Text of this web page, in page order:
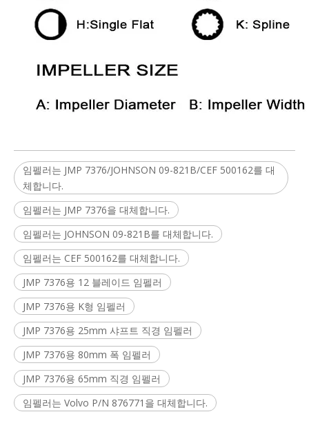
임펠러는 JMP 7376/JOHNSON 09-821B/CEF 500162를 대
체합니다.
임펠러는 JMP 7376을 대체합니다.
임펠러는 JOHNSON 09-821B를 대체합니다.
임펠러는 CEF 500162를 대체합니다.
JMP 7376용 12 블레이드 임펠러
JMP 7376용 K형 임펠러
JMP 7376용 25mm 샤프트 직경 임펠러
JMP 7376용 80mm 폭 임펠러
JMP 7376용 65mm 직경 임펠러
임펠러는 Volvo P/N 876771을 대체합니다.